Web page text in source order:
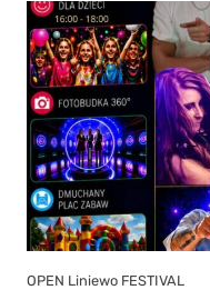
OPEN Liniewo FESTIVAL